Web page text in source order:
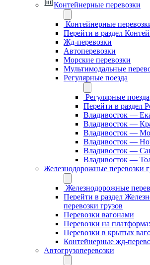
Контейнерные перевозки
Контейнерные
Перейти в раздел
Жд-перевозки
Автоперевозки
Морские перевозки
Мультимодальные
Регулярные поезда
Регулярные поезда
Перейти в раздел
Владивосток —
Владивосток —
Владивосток —
Владивосток —
Владивосток —
Владивосток —
Железнодорожные перевозки
Железнодорожные
Перейти в раздел
перевозки грузов
Перевозки вагонами
Перевозки на
Перевозки в крытых
Контейнерные жд-
Автогрузоперевозки